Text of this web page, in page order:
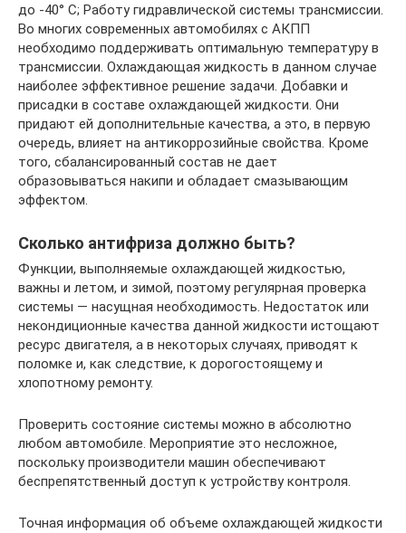
до ‑40° C; Работу гидравлической системы трансмиссии.
Во многих современных автомобилях с АКПП
необходимо поддерживать оптимальную температуру в
трансмиссии. Охлаждающая жидкость в данном случае
наиболее эффективное решение задачи. Добавки и
присадки в составе охлаждающей жидкости. Они
придают ей дополнительные качества, а это, в первую
очередь, влияет на антикоррозийные свойства. Кроме
того, сбалансированный состав не дает
образовываться накипи и обладает смазывающим
эффектом.
Сколько антифриза должно быть?
Функции, выполняемые охлаждающей жидкостью,
важны и летом, и зимой, поэтому регулярная проверка
системы — насущная необходимость. Недостаток или
некондиционные качества данной жидкости истощают
ресурс двигателя, а в некоторых случаях, приводят к
поломке и, как следствие, к дорогостоящему и
хлопотному ремонту.
Проверить состояние системы можно в абсолютно
любом автомобиле. Мероприятие это несложное,
поскольку производители машин обеспечивают
беспрепятственный доступ к устройству контроля.
Точная информация об объеме охлаждающей жидкости